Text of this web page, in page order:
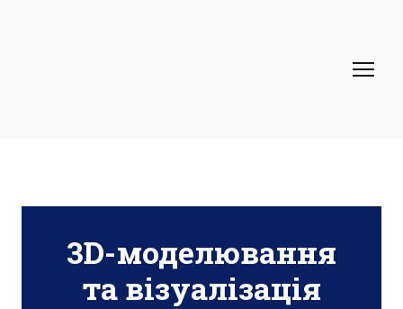
3D-моделювання
та візуалізація